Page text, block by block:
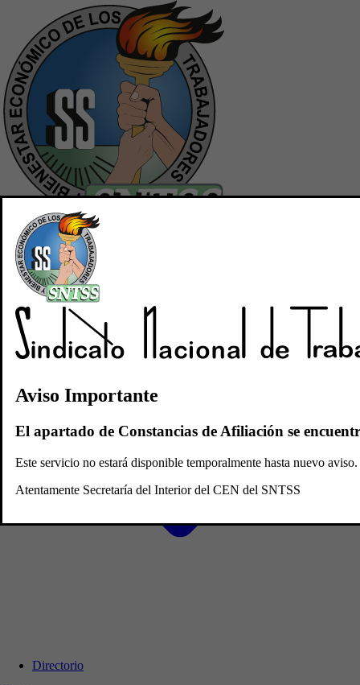
Inicio
Quiénes Somos
Directorio
Aviso Importante
El apartado de Constancias de Afiliación se
Este servicio no estará disponible temporalmente hasta nuevo
Atentamente Secretaría del Interior del CEN del SNTSS